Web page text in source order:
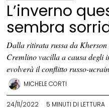
L’inverno
sembra
Dalla ritirata russa da
Cremlino vacilla a causa degli
evolverà il conflitto russo-
MICHELE CORTI
24/11/2022 5 MINUTI DI LETTURA